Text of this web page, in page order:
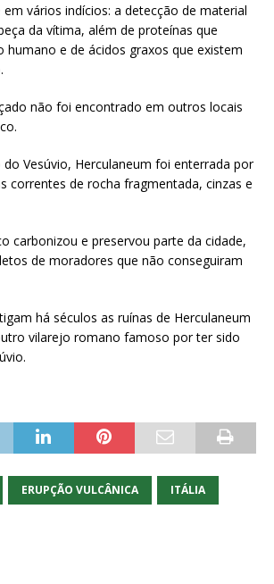
vários indícios: a detecção de material
da vítima, além de proteínas que
humano e de ácidos graxos que existem
não foi encontrado em outros locais
Vesúvio, Herculaneum foi enterrada por
correntes de rocha fragmentada, cinzas e
carbonizou e preservou parte da cidade,
de moradores que não conseguiram
há séculos as ruínas de Herculaneum
vilarejo romano famoso por ter sido
ERUPÇÃO VULCÂNICA ITÁLIA